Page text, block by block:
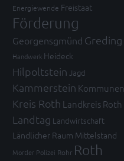
Energiewende Freistaat
Förderung
Georgensgmünd Greding
Handwerk Heideck
Hilpoltstein Jagd
Kammerstein Kommunen
Kreis Roth Landkreis Roth
Landtag Landwirtschaft
Ländlicher Raum Mittelstand
Mortler Polizei Rohr Roth